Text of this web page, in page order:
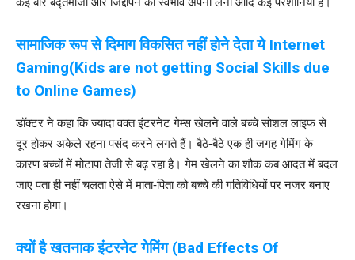
सामाजिक रूप से दिमाग विकसित नहीं होने देता ये Internet
Gaming(Kids are not getting Social Skills due
to Online Games)
डॉक्टर ने कहा कि ज्यादा वक्त इंटरनेट गेम्स खेलने वाले बच्चे सोशल लाइफ से
दूर होकर अकेले रहना पसंद करने लगते हैं। बैठे-बैठे एक ही जगह गेमिंग के
कारण बच्चों में मोटापा तेजी से बढ़ रहा है। गेम खेलने का शौक कब आदत में बदल
जाए पता ही नहीं चलता ऐसे में माता-पिता को बच्चे की गतिविधियों पर नजर बनाए
रखना होगा।
क्यों है खतनाक इंटरनेट गेमिंग (Bad Effects Of